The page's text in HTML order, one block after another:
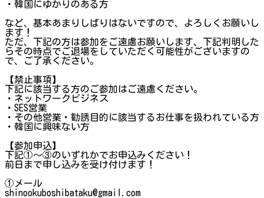
・韓国にゆかりのある方
など、基本あまりしばりはないですので、よろしくお願いし
ます！
ただ、下記の方は参加をご遠慮お願いします、下記判明した
らその時点でご退場をしていただく可能性がございますの
で、ご了承ください。
【禁止事項】
下記に該当する方のご参加はご遠慮ください。
・ネットワークビジネス
・SES営業
・その他営業・勧誘目的に該当するお仕事を扱われている方
・韓国に興味ない方
【参加申込】
下記①～③のいずれかでお申込みください！
前日まで申し込みを受け付けます！
①メール
shinookuboshibataku@gmail.com